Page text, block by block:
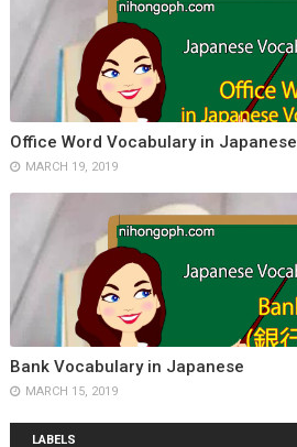
Office Word Vocabulary in Japanese
MARCH 19, 2019
Bank Vocabulary in Japanese
MARCH 15, 2019
LABELS